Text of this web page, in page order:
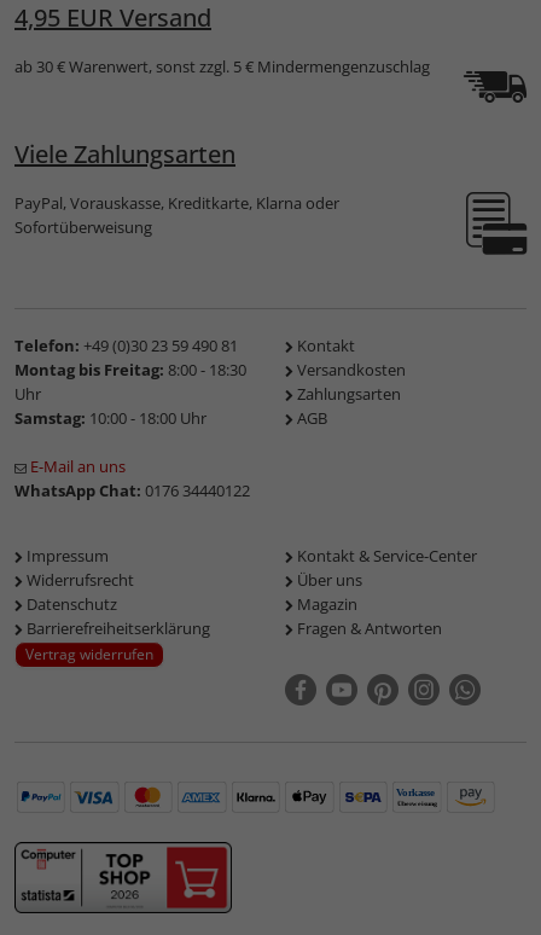
4,95 EUR Versand
ab 30 € Warenwert, sonst zzgl. 5 € Mindermengenzuschlag
Viele Zahlungsarten
PayPal, Vorauskasse, Kreditkarte, Klarna oder
Sofortüberweisung
Telefon: +49 (0)30 23 59 490 81
Montag bis Freitag: 8:00 - 18:30
Uhr
Samstag: 10:00 - 18:00 Uhr
E-Mail an uns
WhatsApp Chat: 0176 34440122
Kontakt
Versandkosten
Zahlungsarten
AGB
Impressum
Widerrufsrecht
Datenschutz
Barrierefreiheitserklärung
Vertrag widerrufen
Kontakt & Service-Center
Über uns
Magazin
Fragen & Antworten